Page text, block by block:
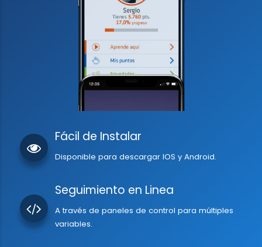
Fácil de Instalar
Disponible para descargar IOS y Android.
Seguimiento en Linea
A través de paneles de control para múltiples
variables.